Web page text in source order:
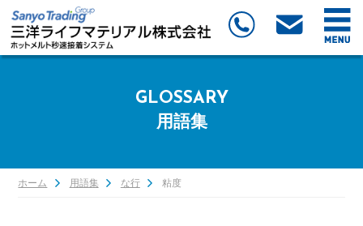
GLOSSARY
用語集
ホーム 用語集 な行 粘度